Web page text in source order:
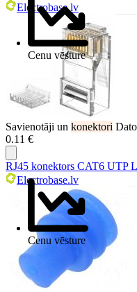
Cenu vēsture
Electrobase.lv
Savienotāji un konektori
0.11 €
Cenu vēsture
RJ45 konektors CAT6 UTP
Electrobase.lv